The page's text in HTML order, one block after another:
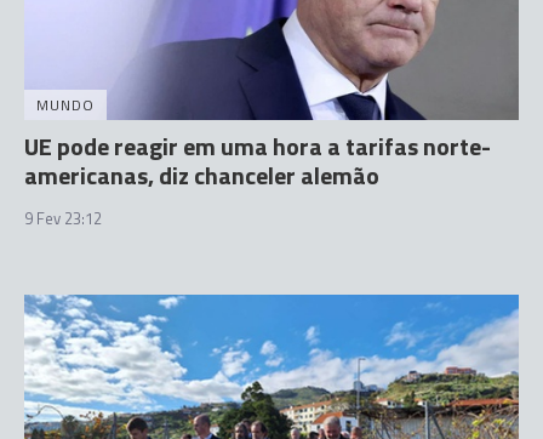
MUNDO
UE pode reagir em uma hora a tarifas norte-
americanas, diz chanceler alemão
9 Fev 23:12